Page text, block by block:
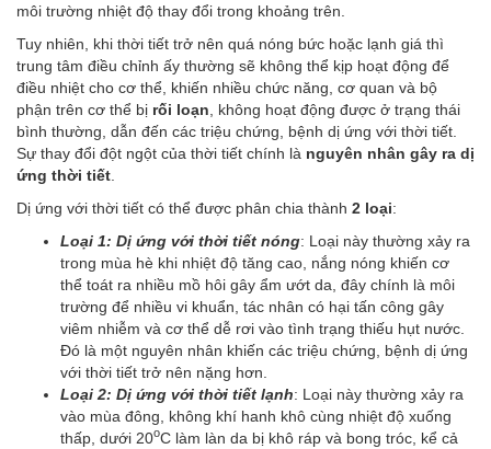
môi trường nhiệt độ thay đổi trong khoảng trên.
Tuy nhiên, khi thời tiết trở nên quá nóng bức hoặc lạnh giá thì
trung tâm điều chỉnh ấy thường sẽ không thể kịp hoạt động để
điều nhiệt cho cơ thể, khiến nhiều chức năng, cơ quan và bộ
phận trên cơ thể bị rối loạn , không hoạt động được ở trạng thái
bình thường, dẫn đến các triệu chứng, bệnh dị ứng với thời tiết.
Sự thay đổi đột ngột của thời tiết chính là nguyên nhân gây ra dị
ứng thời tiết
Dị ứng với thời tiết có thể được phân chia thành 2 loại:
Loại 1: Dị ứng với thời tiết nóng: Loại này thường xảy ra
trong mùa hè khi nhiệt độ tăng cao, nắng nóng khiến cơ
thể toát ra nhiều mồ hôi gây ẩm ướt da, đây chính là môi
trường để nhiều vi khuẩn, tác nhân có hại tấn công gây
viêm nhiễm và cơ thể dễ rơi vào tình trạng thiếu hụt nước.
Đó là một nguyên nhân khiến các triệu chứng, bệnh dị ứng
với thời tiết trở nên nặng hơn.
Loại 2: Dị ứng với thời tiết lạnh: Loại này thường xảy ra
vào mùa đông, không khí hanh khô cùng nhiệt độ xuống
thấp, dưới 20oC làm làn da bị khô ráp và bong tróc, kể cả